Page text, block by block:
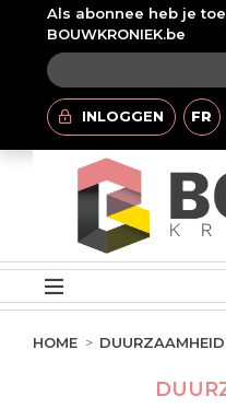
Als abonnee heb je
BOUWKRONIEK.be
INLOGGEN FR
HOME DUURZAAMHEID